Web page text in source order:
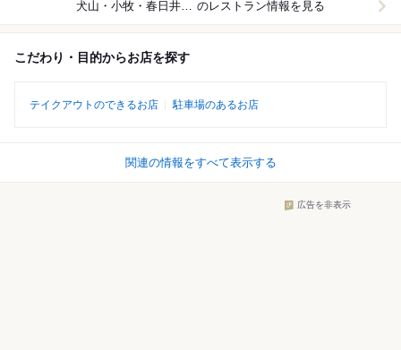
犬山・小牧・春日井周辺 のレストラン情報を見る
こだわり・目的からお店を探す
テイクアウトのできるお店 駐車場のあるお店
関連の情報をすべて表示する
広告を非表示